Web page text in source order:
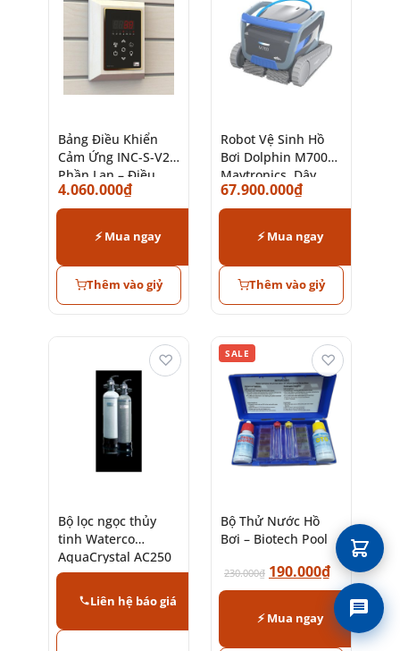
Bảng Điều Khiển
Cảm Ứng INC-S-V2
Phần Lan – Điều
Chỉnh Nhiệt Độ Máy
Gia Nhiệt
4.060.000₫
⚡ Mua ngay
Thêm vào giỷ
Robot Vệ Sinh Hồ
Bơi Dolphin M700
Maytronics, Dây
Chống Xoắn 18m
67.900.000₫
⚡ Mua ngay
Thêm vào giỷ
Bộ lọc ngọc thủy
tinh Waterco
AquaCrystal AC250
– AC1050 (Glass
Pearls)Liên hệ báo giá
♡ SALE
Bộ Thử Nước Hồ
Bơi – Biotech Pool
230.000₫ 190.000₫
⚡ Mua ngay
♡
Liên